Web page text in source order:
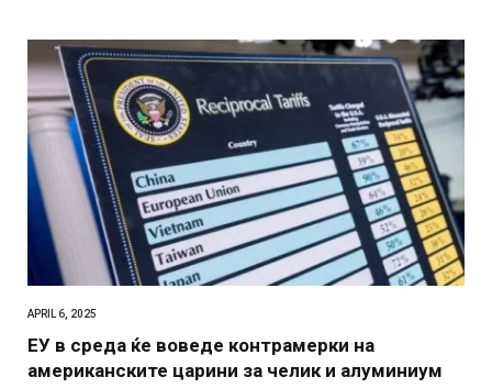
APRIL 6, 2025
ЕУ в среда ќе воведе контрамерки на
американските царини за челик и алуминиум